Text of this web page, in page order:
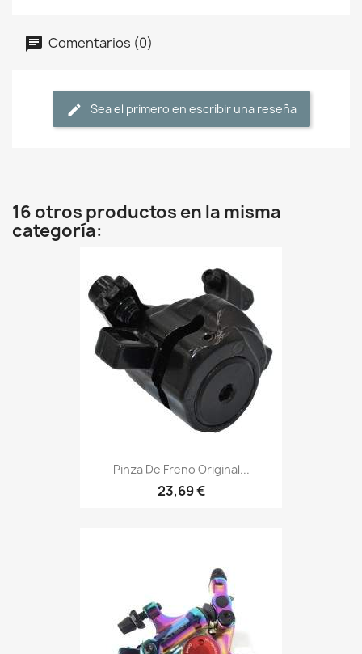
Comentarios (0)
Sea el primero en escribir una reseña
16 otros productos en la misma
categoría:
Pinza De Freno Original...
23,69 €